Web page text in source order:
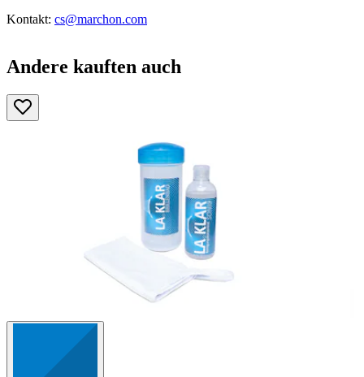
Kontakt: cs@marchon.com
Andere kauften auch